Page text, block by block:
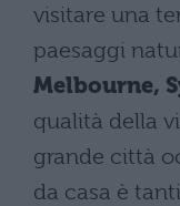
visitare una
paesaggi
Melbourne,
qualità della
grande città
da casa è